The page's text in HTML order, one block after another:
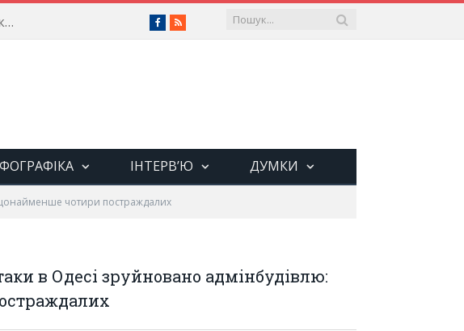
Енергетики завершили ремонтні роботи в Пересипському районі Facebook
RSS
ІНТЕРВ’Ю ДУМКИ
щонайменше чотири постраждалих
в Одесі зруйновано адмінбудівлю: